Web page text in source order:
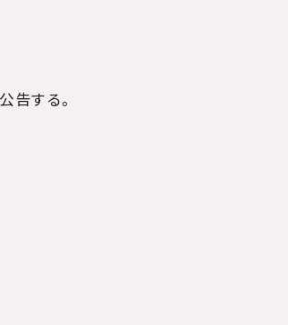
告する。